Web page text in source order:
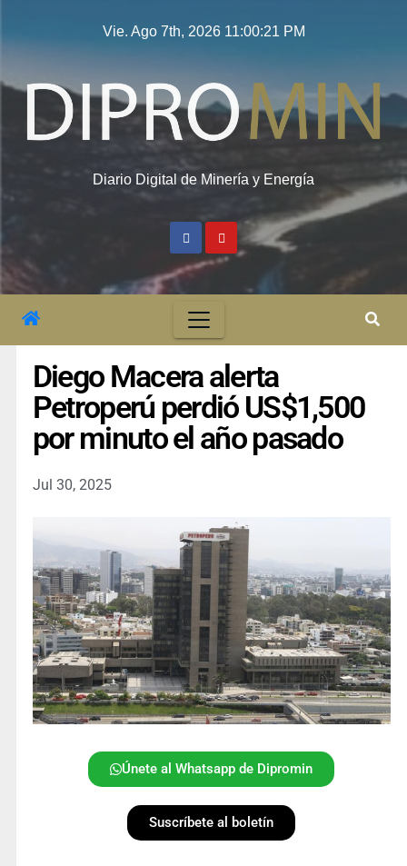
Vie. Ago 7th, 2026 11:00:22 PM
Diario Digital de Minería y Energía
Diego Macera alerta
Petroperú perdió US$1,500
por minuto el año pasado
Jul 30, 2025
Únete al Whatsapp de Dipromin
Suscríbete al boletín